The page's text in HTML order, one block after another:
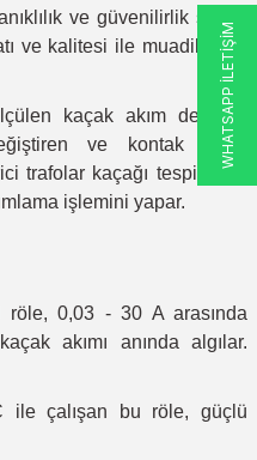
ve güvenilirlik sunar.
ve kalitesi ile muadillerine
kaçak akım değerini
ve kontak çıkışı
trafolar kaçağı tespit eder
işlemini yapar.
röle, 0,03 - 30 A arasında
akımı anında algılar.
ile çalışan bu röle, güçlü
WHATSAPP İLETİŞİM